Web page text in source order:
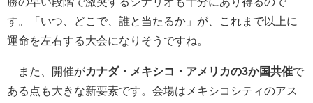
す。「いつ、どこで、誰と当たるか」が、これまで以上に
運命を左右する大会になりそうですね。
また、開催がカナダ・メキシコ・アメリカの3か国共催で
ある点も大きな新要素です。会場はメキシコシティのアス